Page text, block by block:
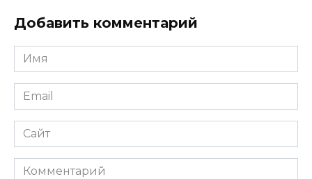
Добавить комментарий
Имя
*
Email
*
Сайт
Комментарий